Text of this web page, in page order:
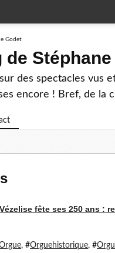
de
sur des spectacles vus
encore ! Bref, de la
fête ses 250 ans :
, #Orguehistorique, #